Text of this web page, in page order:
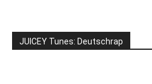
JUICEY Tunes: Deutschrap